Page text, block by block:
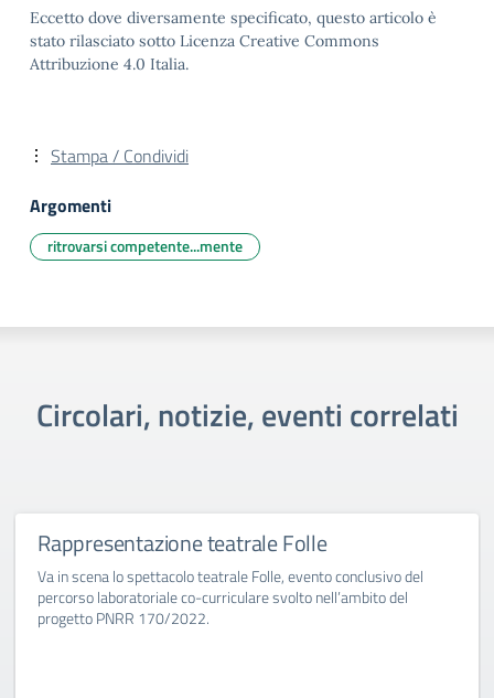
Eccetto dove diversamente specificato, questo articolo è
stato rilasciato sotto Licenza Creative Commons
Attribuzione 4.0 Italia.
Stampa / Condividi
Argomenti
ritrovarsi competente...mente
Circolari, notizie, eventi correlati
Rappresentazione teatrale Folle
Va in scena lo spettacolo teatrale Folle, evento conclusivo del
percorso laboratoriale co-curriculare svolto nell’ambito del
progetto PNRR 170/2022.